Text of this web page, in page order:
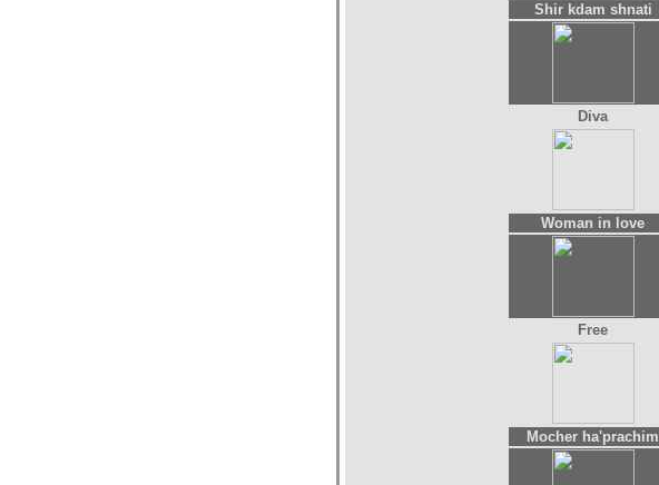
Shir kdam shnati
Diva
Woman in love
Free
Mocher ha'prachim